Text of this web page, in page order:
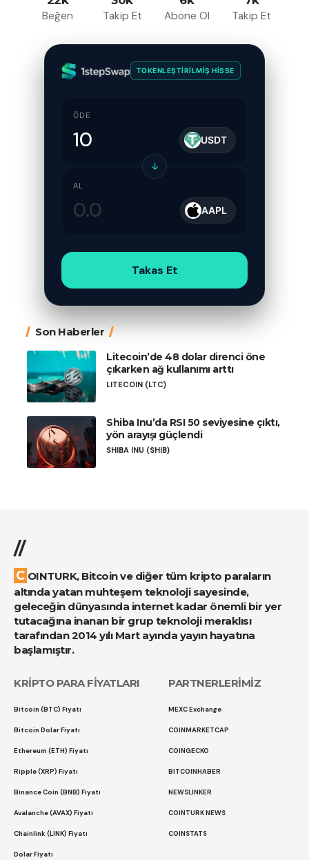
Beğen Takip Et Abone Ol Takip Et
TOKENLEŞTIRILMIŞ HISSE
ÖDE
USDT
↓
AL
AAPL
Takas Et
Son Haberler
Litecoin’de 48 dolar direnci öne
çıkarken ağ kullanımı arttı
LITECOIN (LTC)
Shiba Inu’da RSI 50 seviyesine çıktı,
yön arayışı güçlendi
SHIBA INU (SHIB)
//
COINTURK, Bitcoin ve diğer tüm kripto paraların
altında yatan muhteşem teknoloji sayesinde,
geleceğin dünyasında internet kadar önemli bir yer
tutacağına inanan bir grup teknoloji meraklısı
tarafından 2014 yılı Mart ayında yayın hayatına
başlamıştır.
KRİPTO PARA FİYATLARI
Bitcoin (BTC) Fiyatı
Bitcoin Dolar Fiyatı
Ethereum (ETH) Fiyatı
Ripple (XRP) Fiyatı
Binance Coin (BNB) Fiyatı
Avalanche (AVAX) Fiyatı
Chainlink (LINK) Fiyatı
Dolar Fiyatı
PARTNERLERİMİZ
MEXC Exchange
COINMARKETCAP
COINGECKO
BITCOINHABER
NEWSLINKER
COINTURK NEWS
COINSTATS